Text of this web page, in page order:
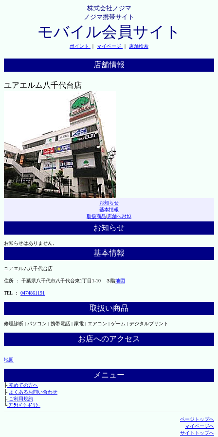
株式会社ノジマ
ノジマ携帯サイト
モバイル会員サイト
ポイント ｜ マイページ ｜ 店舗検索
店舗情報
ユアエルム八千代台店
お知らせ
基本情報
取扱商品|店舗へｱｸｾｽ
お知らせ
お知らせはありません。
基本情報
ユアエルム八千代台店
住所 ： 千葉県八千代市八千代台東1丁目1-10 ３階地図
TEL ： 0474861191
取扱い商品
修理診断 | パソコン | 携帯電話 | 家電 | エアコン | ゲーム | デジタルプリント
お店へのアクセス
地図
メニュー
├初めての方へ
├ よくあるお問い合わせ
├ご利用規約
└ﾌﾟﾗｲﾊﾞｼｰﾎﾟﾘｼｰ
ページトップへ
マイページへ
サイトトップへ